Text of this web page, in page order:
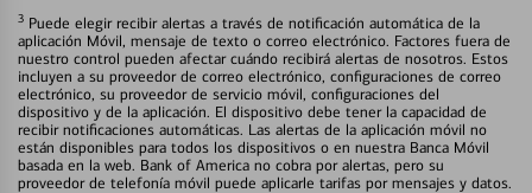
3 Puede elegir recibir alertas a través de notificación automática de la
aplicación Móvil, mensaje de texto o correo electrónico. Factores fuera de
nuestro control pueden afectar cuándo recibirá alertas de nosotros. Estos
incluyen a su proveedor de correo electrónico, configuraciones de correo
electrónico, su proveedor de servicio móvil, configuraciones del
dispositivo y de la aplicación. El dispositivo debe tener la capacidad de
recibir notificaciones automáticas. Las alertas de la aplicación móvil no
están disponibles para todos los dispositivos o en nuestra Banca Móvil
basada en la web. Bank of America no cobra por alertas, pero su
proveedor de telefonía móvil puede aplicarle tarifas por mensajes y datos.